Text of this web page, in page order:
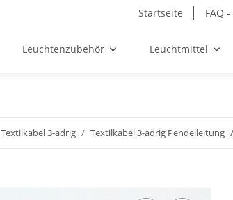
Startseite FAQ
Leuchtenzubehör Leuchtmittel
Textilkabel 3-adrig Textilkabel 3-adrig Pendelleitung